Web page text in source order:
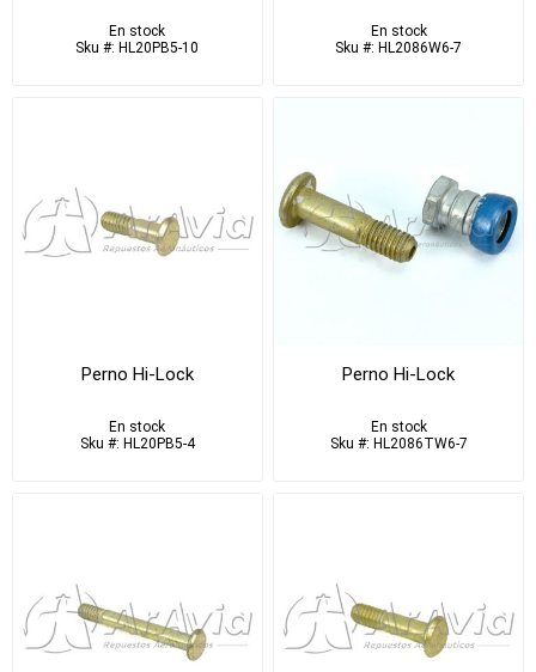
En stock
Sku #: HL20PB5-10
En stock
Sku #: HL2086W6-7
Perno Hi-Lock
En stock
Sku #: HL20PB5-4
Perno Hi-Lock
En stock
Sku #: HL2086TW6-7